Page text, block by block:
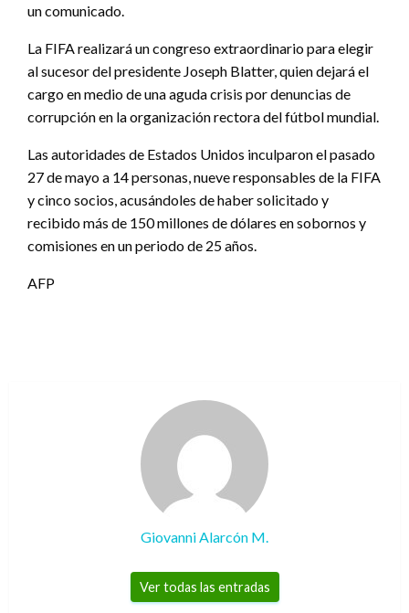
un comunicado.
La FIFA realizará un congreso extraordinario para elegir
al sucesor del presidente Joseph Blatter, quien dejará el
cargo en medio de una aguda crisis por denuncias de
corrupción en la organización rectora del fútbol mundial.
Las autoridades de Estados Unidos inculparon el pasado
27 de mayo a 14 personas, nueve responsables de la FIFA
y cinco socios, acusándoles de haber solicitado y
recibido más de 150 millones de dólares en sobornos y
comisiones en un periodo de 25 años.
AFP
Giovanni Alarcón M.
Ver todas las entradas